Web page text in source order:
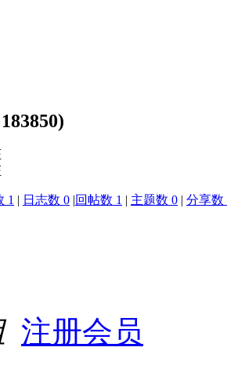
1 | 日志数 0 |回帖数 1 | 主题数 0 | 分享数
注册会员